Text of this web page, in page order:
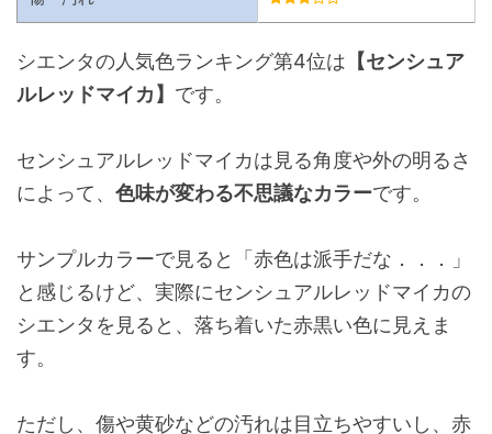
シエンタの人気色ランキング第4位は 【センシュア
ルレッドマイカ】 です。
センシュアルレッドマイカは見る角度や外の明るさ
によって、 色味が変わる不思議なカラーです。
サンプルカラーで見ると「赤色は派手だな．．．」
と感じるけど、実際にセンシュアルレッドマイカの
シエンタを見ると、落ち着いた赤黒い色に見えま
す。
ただし、傷や黄砂などの汚れは目立ちやすいし、赤